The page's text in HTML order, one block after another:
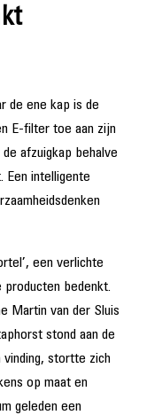
de ene kap is de
E-filter toe aan zijn
afzuigkap behalve
intelligente
een verlichte
producten bedenkt.
Martin van der Sluis
stond aan de
stortte zich
op maat en
geleden een